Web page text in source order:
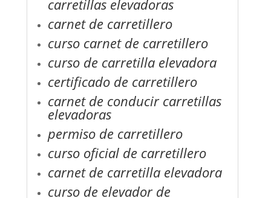
carretillas elevadoras
carnet de carretillero
curso carnet de carretillero
curso de carretilla elevadora
certificado de carretillero
carnet de conducir carretillas
elevadoras
permiso de carretillero
curso oficial de carretillero
carnet de carretilla elevadora
curso de elevador de